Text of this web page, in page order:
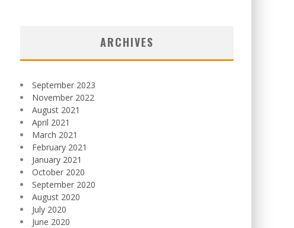
ARCHIVES
September 2023
November 2022
August 2021
April 2021
March 2021
February 2021
January 2021
October 2020
September 2020
August 2020
July 2020
June 2020